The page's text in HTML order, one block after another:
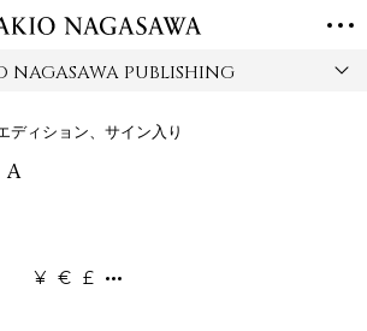
NAGASAWA PUBLISHING
ディション、サイン入り
A
¥ € £